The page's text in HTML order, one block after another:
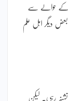
کے حوالے سے
دیگر اہل علم
رہی۔ لیکن